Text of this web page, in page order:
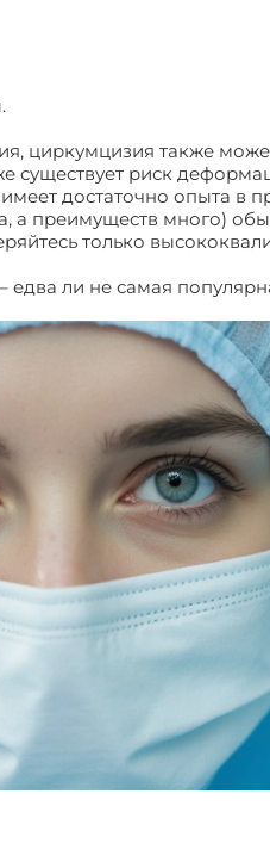
циркумцизия также
существует риск
достаточно опыта
а преимуществ много)
только
едва ли не самая